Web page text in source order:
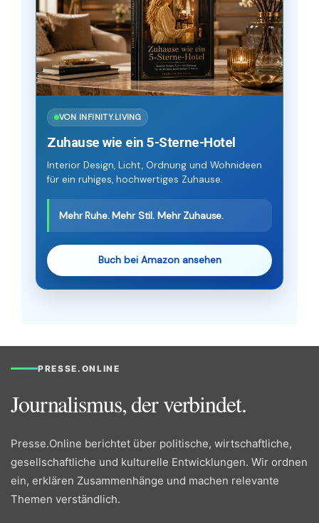
VON INFINITY.LIVING
Zuhause wie ein 5-Sterne-Hotel
Interior Design, Licht, Ordnung und Wohnideen
für ein ruhiges, hochwertiges Zuhause.
Mehr Ruhe. Mehr Stil. Mehr Zuhause.
Buch bei Amazon ansehen
PRESSE.ONLINE
Journalismus, der verbindet.
Presse.Online berichtet über politische, wirtschaftliche,
gesellschaftliche und kulturelle Entwicklungen. Wir ordnen
ein, erklären Zusammenhänge und machen relevante
Themen verständlich.